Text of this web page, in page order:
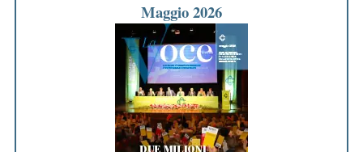
Maggio 2026